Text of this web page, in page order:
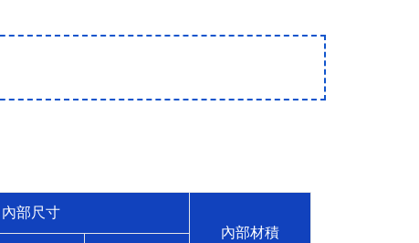
內部尺寸
內部材積